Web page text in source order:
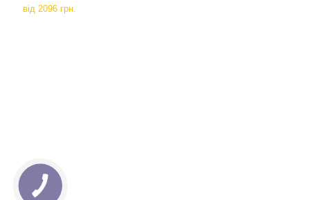
від 2096 грн.
КНОПКА
СВЯЗИ